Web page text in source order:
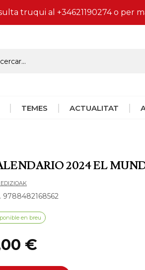
truqui al +34621190274 o per
TEMES ACTUALITAT
2024 EL
9788482168562
en breu
€